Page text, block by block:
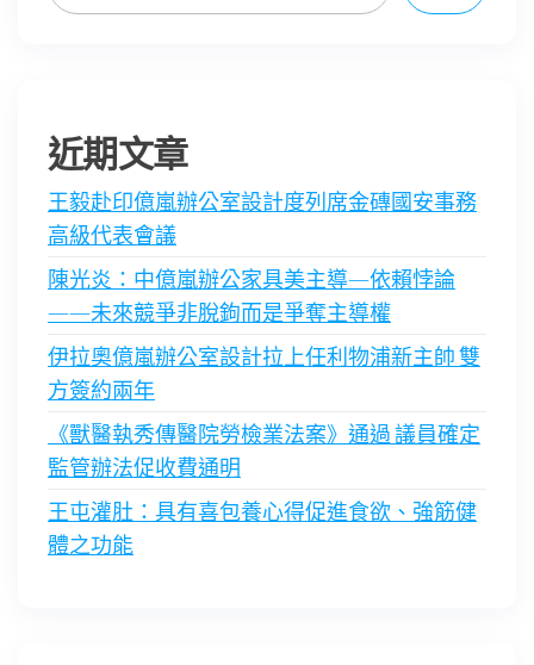
近期文章
王毅赴印億嵐辦公室設計度列席金磚國安事務
高級代表會議
陳光炎：中億嵐辦公家具美主導—依賴悖論
——未來競爭非脫鉤而是爭奪主導權
伊拉奧億嵐辦公室設計拉上任利物浦新主帥 雙
方簽約兩年
《獸醫執秀傳醫院勞檢業法案》通過 議員確定
監管辦法促收費通明
王屯灌肚：具有喜包養心得促進食欲、強筋健
體之功能